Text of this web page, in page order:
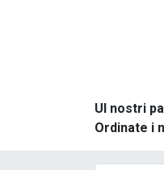
UI nostri
Ordinate i